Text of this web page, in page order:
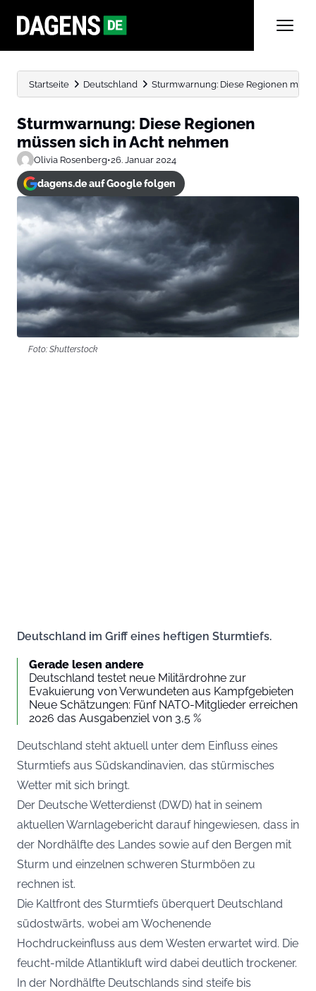
Startseite Deutschland Sturmwarnung: Diese Regionen
Sturmwarnung: Diese Regionen
müssen sich in Acht nehmen
Olivia Rosenberg•26. Januar 2024
dagens.de auf Google folgen
Foto: Shutterstock
Deutschland im Griff eines heftigen Sturmtiefs.
Gerade lesen andere
Deutschland testet neue Militärdrohne zur
Evakuierung von Verwundeten aus Kampfgebieten
Neue Schätzungen: Fünf NATO-Mitglieder erreichen
2026 das Ausgabenziel von 3,5 %
Deutschland steht aktuell unter dem Einfluss eines
Sturmtiefs aus Südskandinavien, das stürmisches
Wetter mit sich bringt.
Der Deutsche Wetterdienst (DWD) hat in seinem
aktuellen Warnlagebericht darauf hingewiesen, dass in
der Nordhälfte des Landes sowie auf den Bergen mit
Sturm und einzelnen schweren Sturmböen zu
rechnen ist.
Die Kaltfront des Sturmtiefs überquert Deutschland
südostwärts, wobei am Wochenende
Hochdruckeinfluss aus dem Westen erwartet wird. Die
feucht-milde Atlantikluft wird dabei deutlich trockener.
In der Nordhälfte Deutschlands sind steife bis